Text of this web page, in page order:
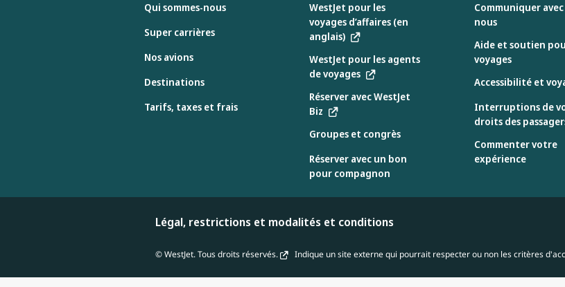
Qui sommes-nous
Super carrières
Nos avions
Destinations
Tarifs, taxes et frais
WestJet pour les
voyages d’affaires (en
anglais)
WestJet pour les agents
de voyages
Réserver avec WestJet
Biz
Groupes et congrès
Réserver avec un bon
pour compagnon
Communiquer avec
nous
Aide et soutien
voyages
Accessibilité et
Interruptions de
droits des
Commenter votre
expérience
Légal, restrictions et modalités et conditions
© WestJet. Tous droits réservés. Indique un site externe qui pourrait respecter ou non les critères